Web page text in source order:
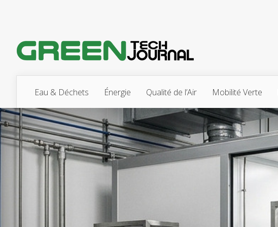
Eau & Déchets Énergie Qualité de l’Air Mobilité Verte